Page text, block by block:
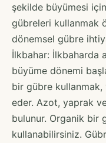
şekilde büyümesi
gübreleri kullanmak
dönemsel gübre
İlkbahar: İlkbaharda
büyüme dönemi
bir gübre
eder. Azot, yaprak
bulunur. Organik bir
kullanabilirsiniz.